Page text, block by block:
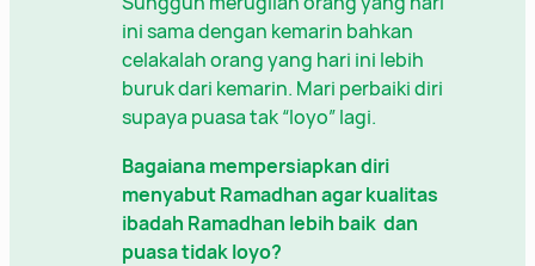
ini sama dengan kemarin bahkan
celakalah orang yang hari ini lebih
buruk dari kemarin. Mari perbaiki diri
supaya puasa tak “loyo” lagi.
Bagaiana mempersiapkan diri
menyabut Ramadhan agar kualitas
ibadah Ramadhan lebih baik dan
puasa tidak loyo?